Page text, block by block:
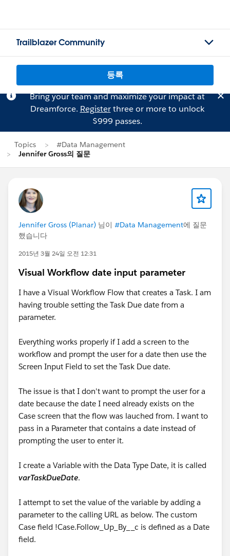
Trailblazer Community
등록
Bring your team and maximize your impact at
Dreamforce. Registerthree or more to unlock
$999 passes.
Topics
#Data Management
Jennifer Gross의 질문
Jennifer Gross (Planar) 님이 #Data Management에 질문
했습니다
2015년 3월 24일 오전 12:31
Visual Workflow date input parameter
I have a Visual Workflow Flow that creates a Task. I am
having trouble setting the Task Due date from a
parameter.
Everything works properly if I add a screen to the
workflow and prompt the user for a date then use the
Screen Input Field to set the Task Due date.
The issue is that I don't want to prompt the user for a
date because the date I need already exists on the
Case screen that the flow was lauched from. I want to
pass in a Parameter that contains a date instead of
prompting the user to enter it.
I create a Variable with the Data Type Date, it is called
varTaskDueDate.
I attempt to set the value of the variable by adding a
parameter to the calling URL as below. The custom
Case field !Case.Follow_Up_By__c is defined as a Date
field.